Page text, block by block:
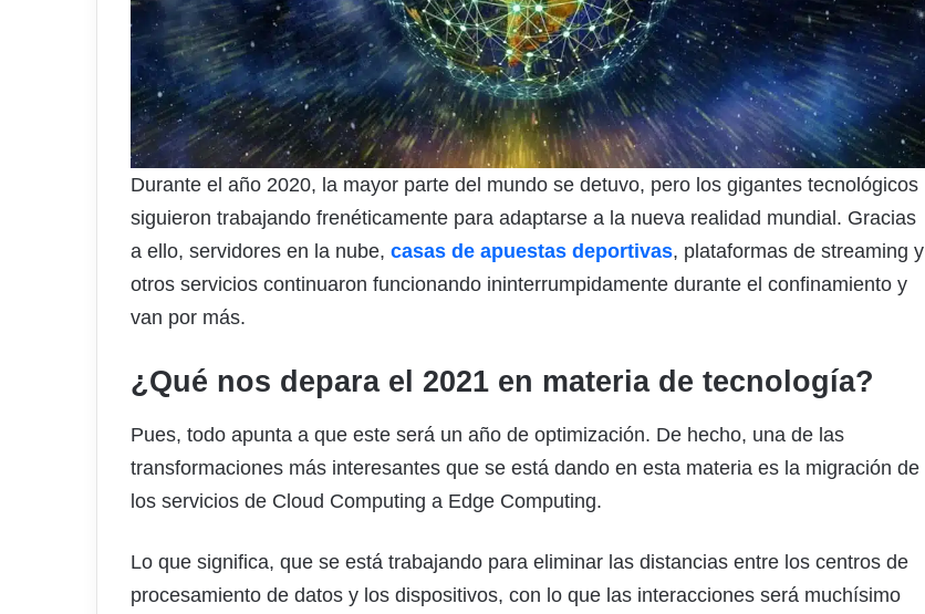
Durante el año 2020, la mayor parte del mundo se detuvo, pero los gigantes tecnológicos
siguieron trabajando frenéticamente para adaptarse a la nueva realidad mundial. Gracias
a ello, servidores en la nube, casas de apuestas deportivas, plataformas de streaming y
otros servicios continuaron funcionando ininterrumpidamente durante el confinamiento y
van por más.
¿Qué nos depara el 2021 en materia de tecnología?
Pues, todo apunta a que este será un año de optimización. De hecho, una de las
transformaciones más interesantes que se está dando en esta materia es la migración de
los servicios de Cloud Computing a Edge Computing.
Lo que significa, que se está trabajando para eliminar las distancias entre los centros de
procesamiento de datos y los dispositivos, con lo que las interacciones será muchísimo